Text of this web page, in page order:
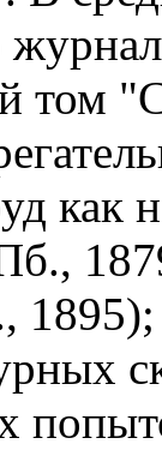
том
как
1895);